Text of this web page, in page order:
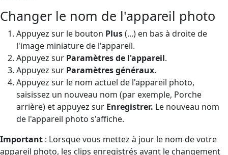
Changer le nom de l'appareil photo
Appuyez sur le bouton Plus(...) en bas à droite de
l'image miniature de l'appareil.
Appuyez sur Paramètres de l'appareil.
Appuyez sur Paramètres généraux.
Appuyez sur le nom actuel de l'appareil photo,
saisissez un nouveau nom (par exemple, Porche
arrière) et appuyez sur Enregistrer. Le nouveau nom
de l'appareil photo s'affiche.
Important : Lorsque vous mettez à jour le nom de votre
appareil photo, les clips enregistrés avant le changement